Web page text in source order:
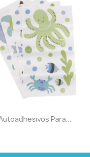
Para...